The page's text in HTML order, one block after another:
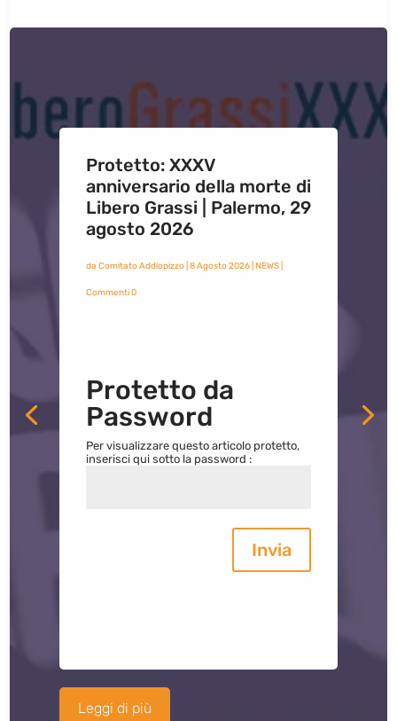
Protetto: XXXV
anniversario della morte di
Libero Grassi | Palermo, 29
agosto 2026
da Comitato Addiopizzo| 8 Agosto 2026| NEWS|
Commenti 0
Protetto da
Password
Per visualizzare questo articolo protetto,
inserisci qui sotto la password :
Invia
Leggi di più